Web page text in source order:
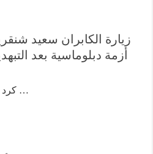
زيارة الكابران سعيد
أزمة دبلوماسية بعد
كرد فعل على تجاهل محمد …